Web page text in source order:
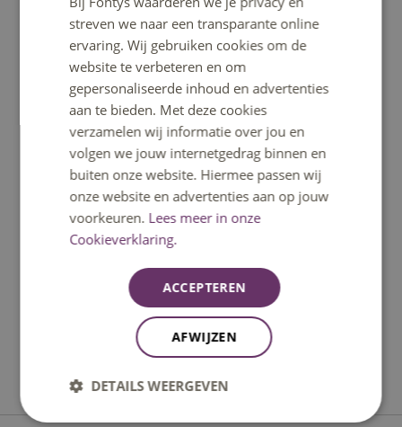
maakt. In lokale fieldlabs werken informele en formele
actoren (inwoners, professionals, bestuurders en
beleidsmakers) samen aan centrale vraagstukken die
bijdragen aan een krachtige gemeenschap.
Periode
Het project loopt van 2023 tot en met 2026 (eerste
periode) en van 2027 tot en met 2030 (tweede periode).
Beoogde resultaten
Binnen dit project worden onder andere verschillende
praktische producten ontwikkeld. Omdat de HAN als
penvoerder optreedt, verwijzen wij voor een actueel
overzicht van de praktische producten, resultaten en
de projectpagina van de HAN
kun je de ontwikkelingen volgen viade LinkedIn-pagina
van dit project
.
streven we naar een transparante online
ervaring. Wij gebruiken cookies om de
website te verbeteren en om
gepersonaliseerde inhoud en advertenties
aan te bieden. Met deze cookies
verzamelen wij informatie over jou en
volgen we jouw internetgedrag binnen en
buiten onze website. Hiermee passen wij
onze website en advertenties aan op jouw
voorkeuren. Lees meer in onze
Cookieverklaring.
ACCEPTEREN
AFWIJZEN
DETAILS WEERGEVEN